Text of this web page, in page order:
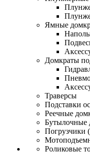
Ямные
Домкраты
Траверсы
Подставки
Реечные
Бутылочные
Погрузчики
Роликовые